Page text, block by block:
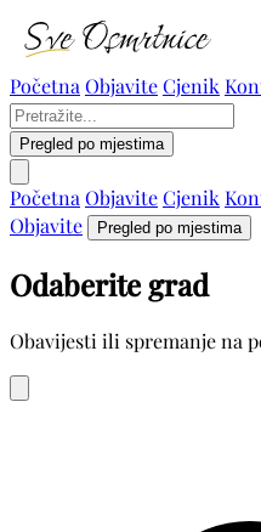
Početna ObjaviteCjenik
Pregled po mjestima
Početna ObjaviteCjenik
Objavite
Pregled po mjestima
Odaberite grad
Obavijesti ili spremanje na